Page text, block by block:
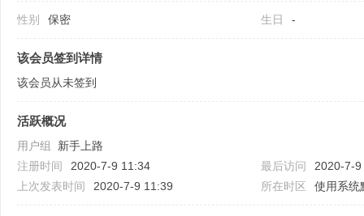
性别 保密 生日 -
该会员签到详情
该会员从未签到
活跃概况
用户组 新手上路
注册时间
2020-7-9 11:34 最后访问
2020-7-
上次发表时间
2020-7-9 11:39 所在时区 使用系统